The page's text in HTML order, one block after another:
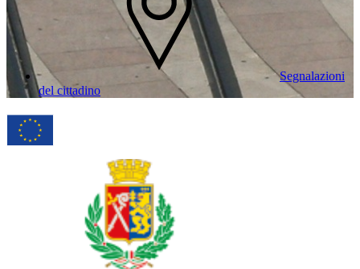
Segnalazioni
del cittadino